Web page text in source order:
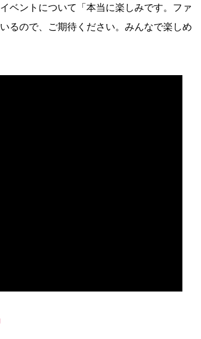
ベントについて「本当に楽しみです。ファ
るので、ご期待ください。みんなで楽しめ